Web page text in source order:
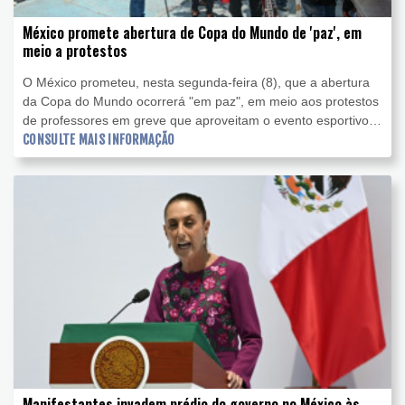
México promete abertura de Copa do Mundo de 'paz', em
meio a protestos
O México prometeu, nesta segunda-feira (8), que a abertura
da Copa do Mundo ocorrerá "em paz", em meio aos protestos
de professores em greve que aproveitam o evento esportivo
para pressionar o governo por suas reivindicações.
CONSULTE MAIS INFORMAÇÃO